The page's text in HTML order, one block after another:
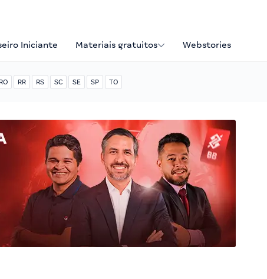
Iniciante Materiais gratuitos Webstories
RO RR RS SC SE SP TO